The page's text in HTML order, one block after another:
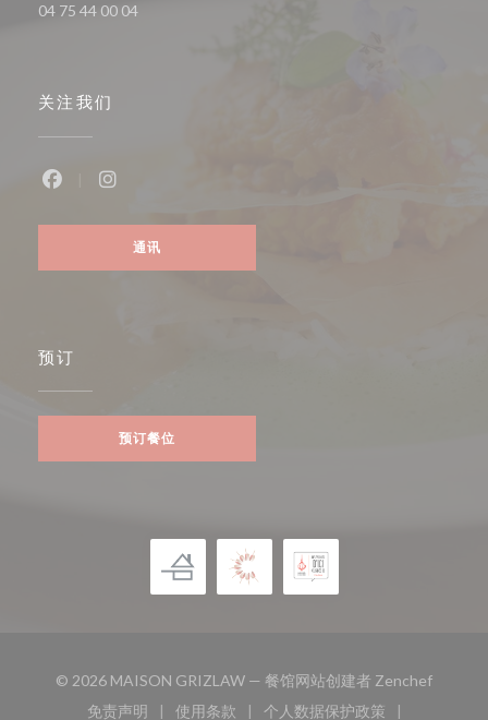
04 75 44 00 04
关注我们
通讯
预订
预订餐位
© 2026 MAISON GRIZLAW — 餐馆网站创建者 Zenchef((在新
免责声明
使用条款 个人数据保护政策